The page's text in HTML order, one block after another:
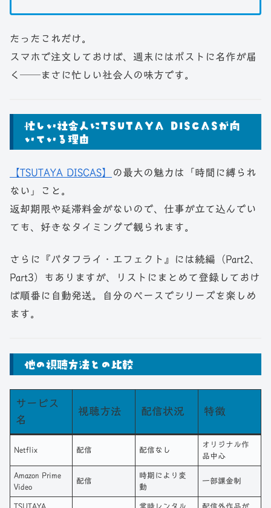
たったこれだけ。
スマホで注文しておけば、週末にはポストに名作が届
く──まさに忙しい社会人の味方です。
忙しい社会人にTSUTAYA DISCASが向
いている理由
【TSUTAYA DISCAS】
の最大の魅力は「時間に縛られ
ない」こと。
返却期限や延滞料金がないので、仕事が立て込んでい
ても、好きなタイミングで観られます。
さらに『バタフライ・エフェクト』には続編（Part2、
Part3）もありますが、リストにまとめて登録しておけ
ば順番に自動発送。自分のペースでシリーズを楽しめ
ます。
他の視聴方法との比較
サービス
名
視聴方法 配信状況 特徴
Netflix 配信 配信なし
オリジナル作
品中心
Amazon Prime
Video
配信
時期により変
動
一部課金制